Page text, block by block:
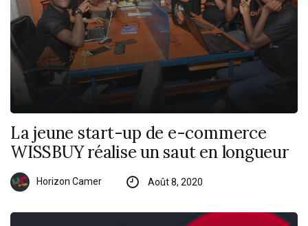
La jeune start-up de e-commerce
WISSBUY réalise un saut en longueur
Horizon Camer Août 8, 2020